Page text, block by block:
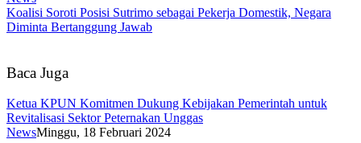
Koalisi Soroti Posisi Sutrimo sebagai Pekerja Domestik, Negara
Diminta Bertanggung Jawab
Baca Juga
Ketua KPUN Komitmen Dukung Kebijakan Pemerintah untuk
Revitalisasi Sektor Peternakan Unggas
NewsMinggu, 18 Februari 2024